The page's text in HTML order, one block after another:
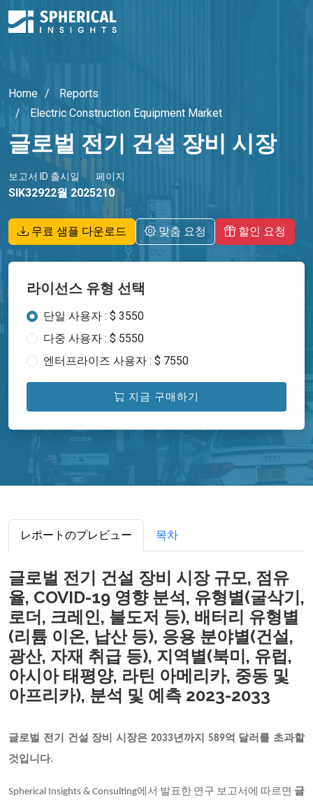
Home
Reports
Electric Construction Equipment Market
글로벌 전기 건설 장비 시장
보고서 ID
SIK3292
출시일
2월 2025
페이지
210
무료 샘플 다운로드 맞춤 요청 할인 요청
라이선스 유형 선택
단일 사용자 : $ 3550
다중 사용자 : $ 5550
엔터프라이즈 사용자 : $ 7550
지금 구매하기
レポートのプレビュー 목차
글로벌 전기 건설 장비 시장 규모, 점유
율, COVID-19 영향 분석, 유형별(굴삭기,
로더, 크레인, 불도저 등), 배터리 유형별
(리튬 이온, 납산 등), 응용 분야별(건설,
광산, 자재 취급 등), 지역별(북미, 유럽,
아시아 태평양, 라틴 아메리카, 중동 및
아프리카), 분석 및 예측 2023-2033
글로벌 전기 건설 장비 시장은 2033년까지 589억 달러를 초과할
것입니다.
Spherical Insights & Consulting에서 발표한 연구 보고서에 따르면 글